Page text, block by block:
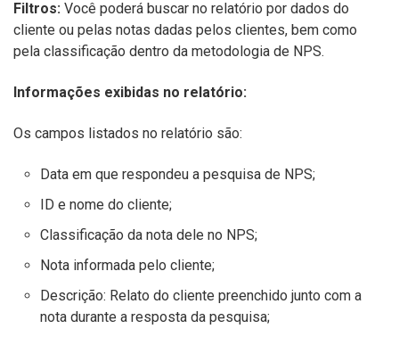
Filtros: Você poderá buscar no relatório por dados do
cliente ou pelas notas dadas pelos clientes, bem como
pela classificação dentro da metodologia de NPS.
Informações exibidas no relatório:
Os campos listados no relatório são:
Data em que respondeu a pesquisa de NPS;
ID e nome do cliente;
Classificação da nota dele no NPS;
Nota informada pelo cliente;
Descrição: Relato do cliente preenchido junto com a
nota durante a resposta da pesquisa;